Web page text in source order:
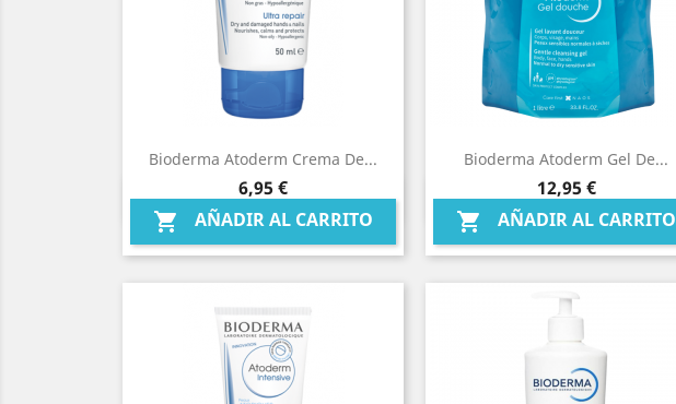
Bioderma Atoderm Crema De...
Precio
6,95 €
 AÑADIR AL CARRITO
Vista rápida
Bioderma Atoderm Gel De...
Precio
12,95 €
 AÑADIR AL CARRITO
Vista rápida